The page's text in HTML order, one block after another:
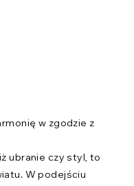
w zgodzie z
ubranie czy styl, to
W podejściu